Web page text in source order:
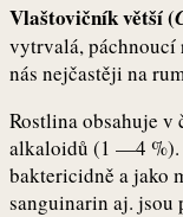
Vlaštovičník větší (
vytrvalá, páchnoucí
nás nejčastěji na
Rostlina obsahuje v
alkaloidů (1 —4 %).
baktericidně a jako
sanguinarin aj.